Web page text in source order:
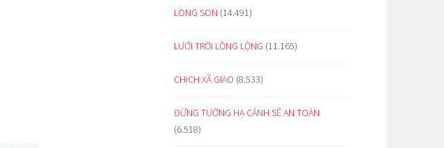
LÒNG SON (14.491)
LƯỚI TRỜI LỒNG LỘNG (11.165)
CHỊCH XÃ GIAO (8.533)
ĐỪNG TƯỞNG HẠ CÁNH SẼ AN TOÀN
(6.518)